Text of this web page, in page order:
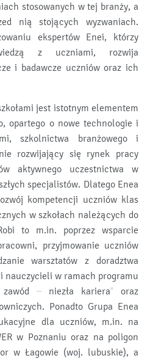
stosowanych w tej branży, a
nią stojących wyzwaniach.
ekspertów Enei, którzy
z uczniami, rozwija
i badawcze uczniów oraz ich
jest istotnym elementem
opartego o nowe technologie i
szkolnictwa branżowego i
rozwijający się rynek pracy
aktywnego uczestnictwa w
specjalistów. Dlatego Enea
kompetencji uczniów klas
w szkołach należących do
to m.in. poprzez wsparcie
przyjmowanie uczniów
warsztatów z doradztwa
nauczycieli w ramach programu
– niezła kariera” oraz
Ponadto Grupa Enea
dla uczniów, m.in. na
w Poznaniu oraz na poligon
w Łagowie (woj. lubuskie), a